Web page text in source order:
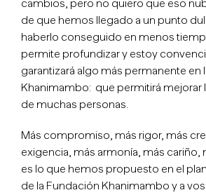
cambios, pero no quiero que eso
de que hemos llegado a un punto
haberlo conseguido en menos
permite profundizar y estoy
garantizará algo más permanente en
Khanimambo: que permitirá mejorar
de muchas personas.
Más compromiso, más rigor, más
exigencia, más armonía, más cariño,
es lo que hemos propuesto en el
de la Fundación Khanimambo y a